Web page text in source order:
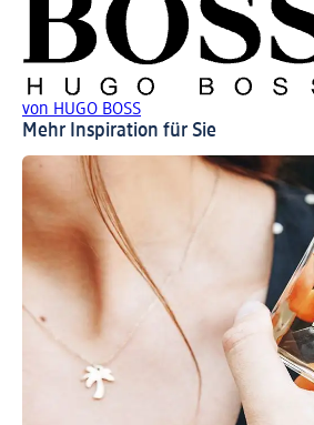
von HUGO BOSS
Mehr Inspiration für Sie